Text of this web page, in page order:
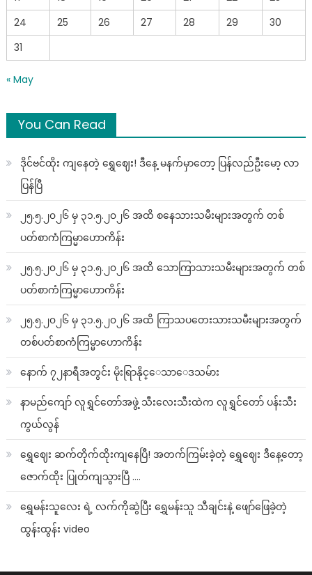
24
25 26 27 28 29
30
31
« May
You Can Read
ဒိုင်ဗင်ထိုး ကျနေတဲ့ ရွှေဈေး! ဒီနေ့ မနက်မှာတော့ ပြန်လည်ဦးမော့ လာ
ပြန်ပြီ
၂၅.၅.၂၀၂၆ မှ ၃၁.၅.၂၀၂၆ အထိ စနေသားသမီးများအတွက် တစ်
ပတ်စာကံကြမ္မာဟောကိန်း
၂၅.၅.၂၀၂၆ မှ ၃၁.၅.၂၀၂၆ အထိ သောကြာသားသမီးများအတွက် တစ်
ပတ်စာကံကြမ္မာဟောကိန်း
၂၅.၅.၂၀၂၆ မှ ၃၁.၅.၂၀၂၆ အထိ ကြာသပတေးသားသမီးများအတွက်
တစ်ပတ်စာကံကြမ္မာဟောကိန်း
နောက် ၇၂နာရီအတွင်း မိုးရြာနိုင္ေသာေဒသမ်ား
နာမည်ကျော် လူရွှင်တော်အဖွဲ့ သီးလေးသီးထဲက လူရွှင်တော် ပန်းသီး
ကွယ်လွန်
ရွှေဈေး ဆက်တိုက်ထိုးကျနေပြီ! အတက်ကြမ်းခဲ့တဲ့ ရွှေဈေး ဒီနေ့တော့
ဇောက်ထိုး ပြုတ်ကျသွားပြီ ….
ရွှေမန်းသူလေး ရဲ့ လက်ကိုဆွဲပြီး ရွှေမန်းသူ သီချင်းနဲ့ ဖျော်ဖြေခဲ့တဲ့
ထွန်းထွန်း video